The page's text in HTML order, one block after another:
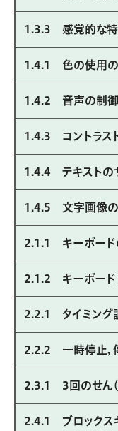
1.3.3 感覚的な特
1.4.1 色の使用の
1.4.2 音声の制御
1.4.3 コントラス
1.4.4 テキストの
1.4.5 文字画像の
2.1.1 キーボード
2.1.2 キーボード
2.2.1 タイミング
2.2.2 一時停止，
2.3.1 3回のせん（
2.4.1 ブロックス